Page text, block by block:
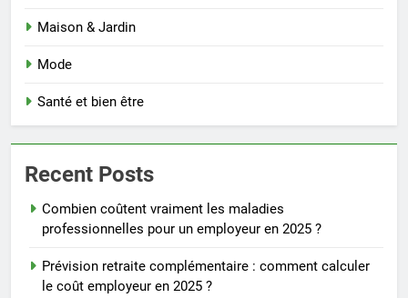
Maison & Jardin
Mode
Santé et bien être
Recent Posts
Combien coûtent vraiment les maladies
professionnelles pour un employeur en 2025 ?
Prévision retraite complémentaire : comment calculer
le coût employeur en 2025 ?